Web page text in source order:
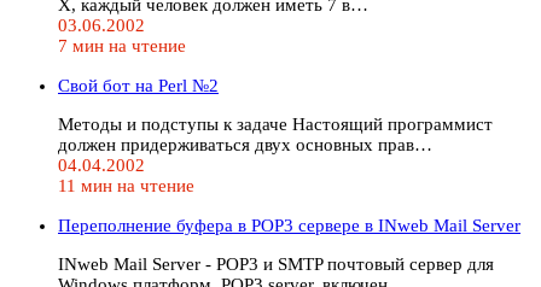
X, каждый человек должен иметь 7 в…
03.06.2002
7 мин на чтение
Свой бот на Perl №2
Методы и подступы к задаче Настоящий программист
должен придерживаться двух основных прав…
04.04.2002
11 мин на чтение
Переполнение буфера в POP3 сервере в INweb Mail Server
INweb Mail Server - POP3 и SMTP почтовый сервер для